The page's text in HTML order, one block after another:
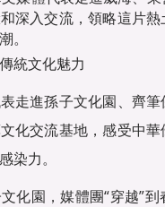
深入交流，領略這片
。
統文化魅力
走進孫子文化園、齊
化交流基地，感受中
染力。
化園，媒體團“穿越”